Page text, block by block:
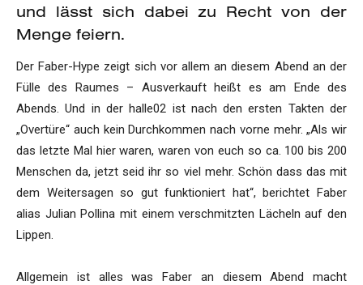
und lässt sich dabei zu Recht von der
Menge feiern.
Der Faber-Hype zeigt sich vor allem an diesem Abend an der
Fülle des Raumes – Ausverkauft heißt es am Ende des
Abends. Und in der halle02 ist nach den ersten Takten der
„Overtüre“ auch kein Durchkommen nach vorne mehr. „Als wir
das letzte Mal hier waren, waren von euch so ca. 100 bis 200
Menschen da, jetzt seid ihr so viel mehr. Schön dass das mit
dem Weitersagen so gut funktioniert hat“, berichtet Faber
alias Julian Pollina mit einem verschmitzten Lächeln auf den
Lippen.
Allgemein ist alles was Faber an diesem Abend macht